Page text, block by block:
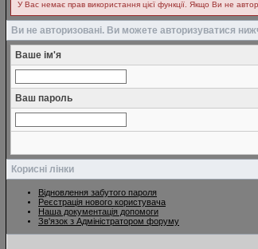
У Вас немає прав використання цієї функції. Якщо Ви не
Ви не авторизовані. Ви можете авторизуватися
Ваше ім'я
Ваш пароль
Корисні лінки
Відновлення забутого пароля
Реєстрація нового користувача
Наша документація допомоги
Зв'язок з Адміністратором форуму